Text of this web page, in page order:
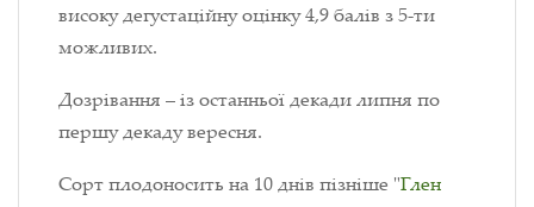
високу дегустаційну оцінку 4,9 балів з 5-ти
можливих.
Дозрівання – із останньої декади липня по
першу декаду вересня.
Сорт плодоносить на 10 днів пізніше "Глен